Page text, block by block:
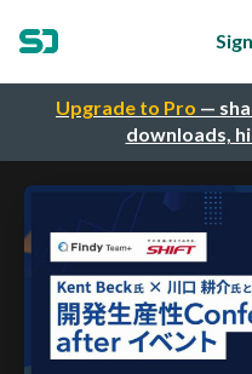
Upgrade to Pro —
downloads,